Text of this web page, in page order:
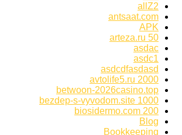
allZ2
antsaat.com
APK
arteza.ru 50
asdac
asdc1
asdcdfasdasd
avtolife5.ru 2000
betwoon-2026casino.top
bezdep-s-vyvodom.site 1000
biosidermo.com 200
Blog
Bookkeeping